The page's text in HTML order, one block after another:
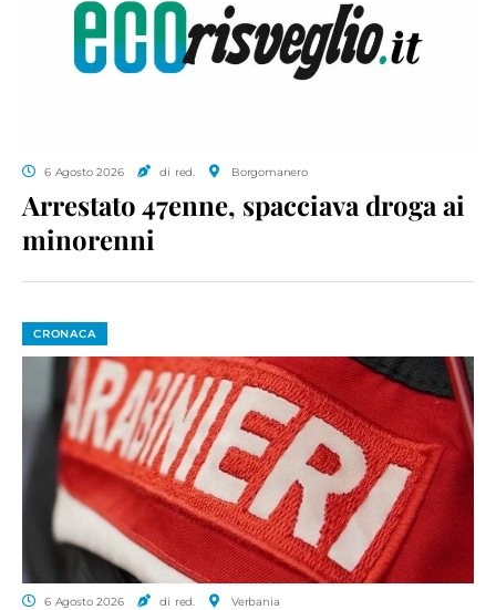
6 Agosto 2026 di red. Borgomanero
Arrestato 47enne, spacciava droga ai
minorenni
CRONACA
6 Agosto 2026 di red. Verbania